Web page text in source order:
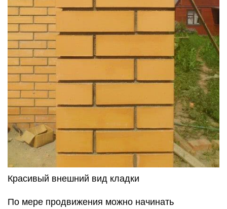
Красивый внешний вид кладки
По мере продвижения можно начинать